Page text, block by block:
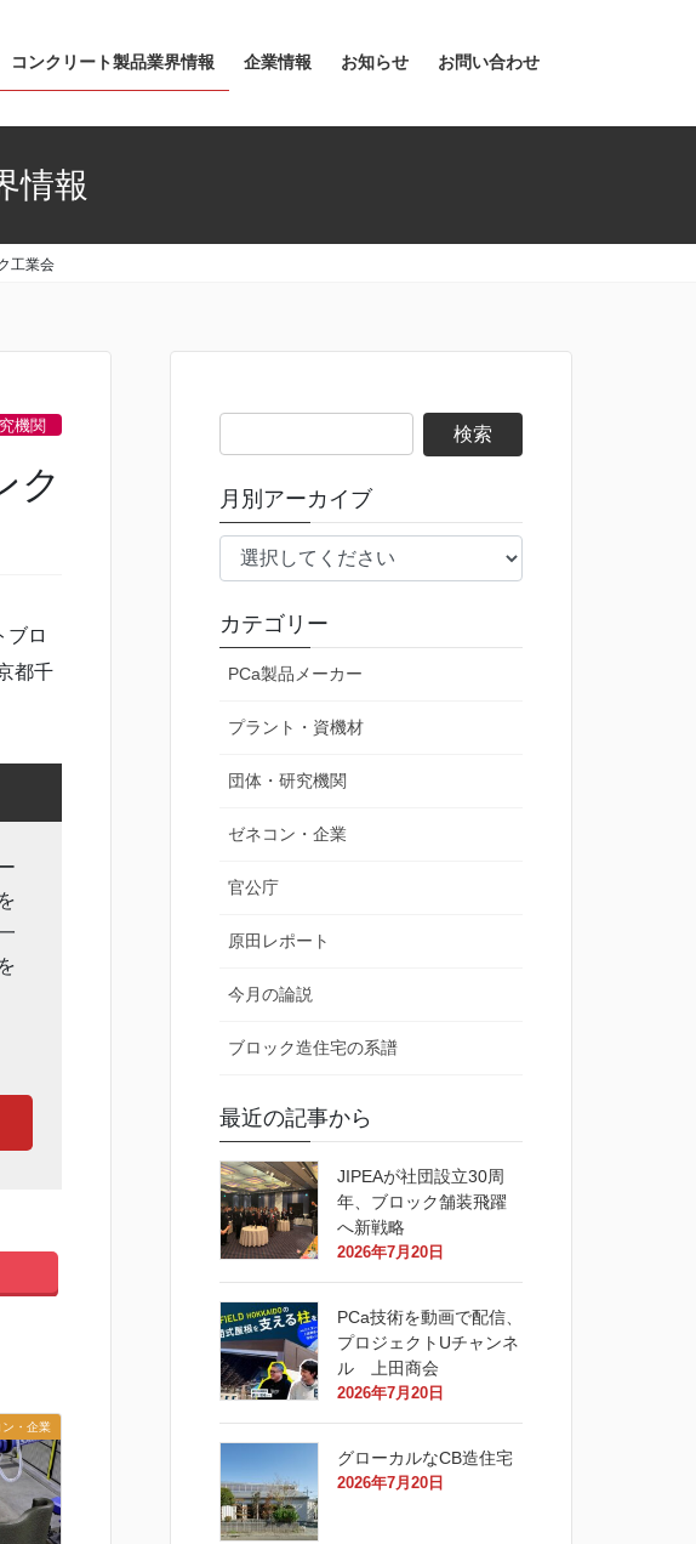
コンクリート製品業界情報 企業情報 お知らせ お問い合わせ
情報
工業会
機関
ク
ブロ
都千
ン・企業
索:
月別アーカイブ
カテゴリー
PCa製品メーカー
プラント・資機材
団体・研究機関
ゼネコン・企業
官公庁
原田レポート
今月の論説
ブロック造住宅の系譜
最近の記事から
JIPEAが社団設立30周
年、ブロック舗装飛躍
へ新戦略
2026年7月20日
PCa技術を動画で配信、
プロジェクトUチャンネ
ル 上田商会
2026年7月20日
グローカルなCB造住宅
2026年7月20日